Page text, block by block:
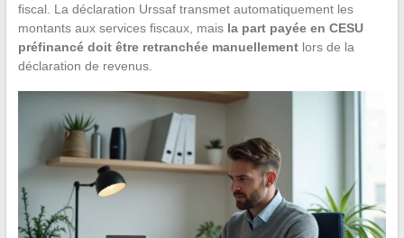
fiscal. La déclaration Urssaf transmet automatiquement les
montants aux services fiscaux, mais la part payée en CESU
préfinancé doit être retranchée manuellementlors de la
déclaration de revenus.